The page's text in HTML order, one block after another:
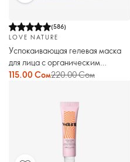
(586)
LOVE NATURE
Успокаивающая гелевая маска
для лица с органическим
экстрактом киви Love Nature
115.00 Сом220.00 Сом